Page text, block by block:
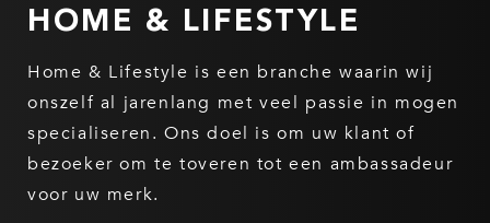
HOME & LIFESTYLE
Home & Lifestyle is een branche waarin wij
onszelf al jarenlang met veel passie in mogen
specialiseren. Ons doel is om uw klant of
bezoeker om te toveren tot een ambassadeur
voor uw merk.